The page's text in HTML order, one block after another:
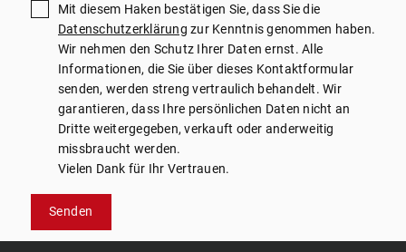
Mit diesem Haken bestätigen Sie, dass Sie die
Datenschutzerklärung zur Kenntnis genommen haben.
Wir nehmen den Schutz Ihrer Daten ernst. Alle
Informationen, die Sie über dieses Kontaktformular
senden, werden streng vertraulich behandelt. Wir
garantieren, dass Ihre persönlichen Daten nicht an
Dritte weitergegeben, verkauft oder anderweitig
missbraucht werden.
Vielen Dank für Ihr Vertrauen.
Senden